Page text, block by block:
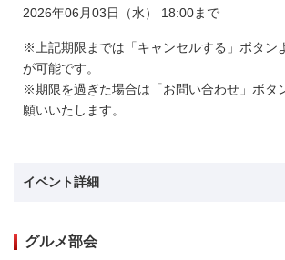
2026年06月03日（水） 18:00まで
※上記期限までは「キャンセルする」ボタン
が可能です。
※期限を過ぎた場合は「お問い合わせ」ボタ
願いいたします。
イベント詳細
グルメ部会